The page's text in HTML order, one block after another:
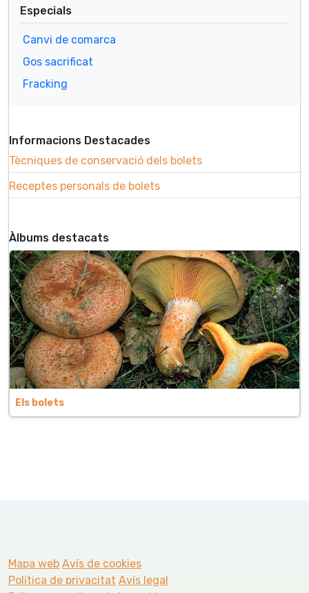
Especials
Canvi de comarca
Gos sacrificat
Fracking
Informacions Destacades
Tècniques de conservació dels bolets
Receptes personals de bolets
Àlbums destacats
Els bolets
Mapa web Avís de cookies
Política de privacitat Avís legal